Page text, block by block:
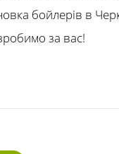
бойлерів в
за вас!